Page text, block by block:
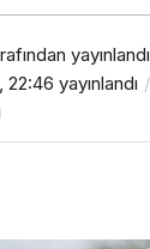
yayınlandı
22:46 yayınlandı